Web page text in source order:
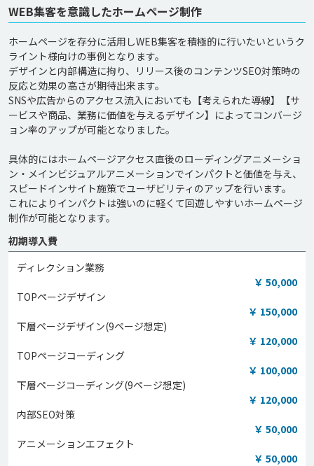
WEB集客を意識したホームページ制作
ホームページを存分に活用しWEB集客を積極的に行いたいというク
ライント様向けの事例となります。
デザインと内部構造に拘り、リリース後のコンテンツSEO対策時の
反応と効果の高さが期待出来ます。
SNSや広告からのアクセス流入においても【考えられた導線】【サ
ービスや商品、業務に価値を与えるデザイン】によってコンバージ
ョン率のアップが可能となりました。
具体的にはホームページアクセス直後のローディングアニメーショ
ン・メインビジュアルアニメーションでインパクトと価値を与え、
スピードインサイト施策でユーザビリティのアップを行います。
これによりインパクトは強いのに軽くて回遊しやすいホームページ
制作が可能となります。
初期導入費
ディレクション業務
￥ 50,000
TOPページデザイン
￥ 150,000
下層ページデザイン(9ページ想定)
￥ 120,000
TOPページコーディング
￥ 100,000
下層ページコーディング(9ページ想定)
￥ 120,000
内部SEO対策
￥ 50,000
アニメーションエフェクト
￥ 50,000